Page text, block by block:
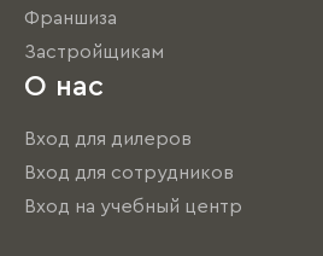
Франшиза
Застройщикам
О нас
Вход для дилеров
Вход для сотрудников
Вход на учебный центр